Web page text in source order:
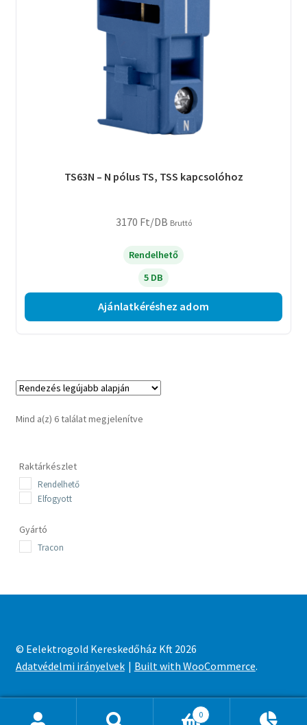
TS63N – N pólus TS, TSS kapcsolóhoz
3170 Ft/DB Bruttó
Rendelhető
5 DB
Ajánlatkéréshez adom
Mind a(z) 6 találat megjelenítveSorted
Raktárkészlet
Rendelhető
Elfogyott
Gyártó
Tracon
© Eelektrogold Kereskedőház Kft 2026
Adatvédelmi irányelvek
Built with WooCommerce.
0
Ajánlatkosár 0